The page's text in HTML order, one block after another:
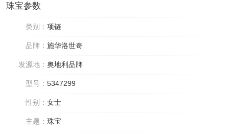
珠宝参数
类别： 项链
品牌： 施华洛世奇
发源地： 奥地利品牌
型号： 5347299
性别： 女士
主题： 珠宝